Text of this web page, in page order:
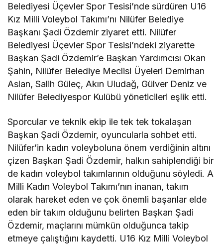
Belediyesi Üçevler Spor Tesisi’nde sürdüren U16
Kız Milli Voleybol Takımı’nı Nilüfer Belediye
Başkanı Şadi Özdemir ziyaret etti. Nilüfer
Belediyesi Üçevler Spor Tesisi’ndeki ziyarette
Başkan Şadi Özdemir’e Başkan Yardımcısı Okan
Şahin, Nilüfer Belediye Meclisi Üyeleri Demirhan
Aslan, Salih Güleç, Akın Uludağ, Gülver Deniz ve
Nilüfer Belediyespor Kulübü yöneticileri eşlik etti.
Sporcular ve teknik ekip ile tek tek tokalaşan
Başkan Şadi Özdemir, oyuncularla sohbet etti.
Nilüfer’in kadın voleyboluna önem verdiğinin altını
çizen Başkan Şadi Özdemir, halkın sahiplendiği bir
de kadın voleybol takımlarının olduğunu söyledi. A
Milli Kadın Voleybol Takımı’nın inanan, takım
olarak hareket eden ve çok önemli başarılar elde
eden bir takım olduğunu belirten Başkan Şadi
Özdemir, maçlarını mümkün olduğunca takip
etmeye çalıştığını kaydetti. U16 Kız Milli Voleybol